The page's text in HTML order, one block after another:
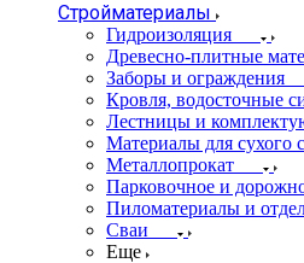
Стройматериалы
Гидроизоляция
Древесно-плитные
Заборы и ограждения
Кровля, водосточные
Лестницы и
Материалы для сухого
Металлопрокат
Парковочное и
Пиломатериалы и
Сваи
Еще